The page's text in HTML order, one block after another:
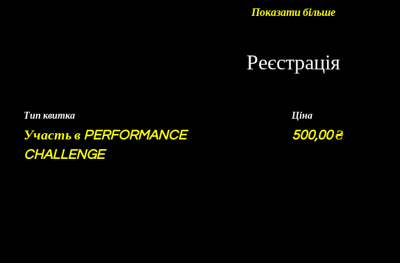
Показати більше
Реєстрація
Тип квитка
Участь в PERFORMANCE
CHALLENGE
Ціна
500,00 ₴